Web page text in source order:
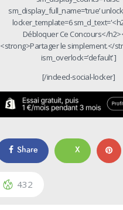
sm_display_full_name=’true’
locker_template=6
Débloquer Ce Concours</
<strong>Partager le simplement.</
ism_overlock=’default’ ]
[/indeed-social-locker]
Share X
432